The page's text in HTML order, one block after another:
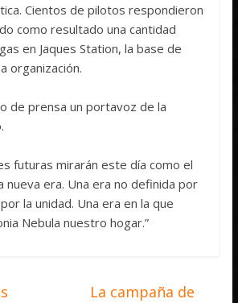
Cientos de pilotos respondieron
como resultado una cantidad
en Jaques Station, la base de
organización.
de prensa un portavoz de la
futuras mirarán este día como el
nueva era. Una era no definida por
la unidad. Una era en la que
Nebula nuestro hogar.”
La campaña de